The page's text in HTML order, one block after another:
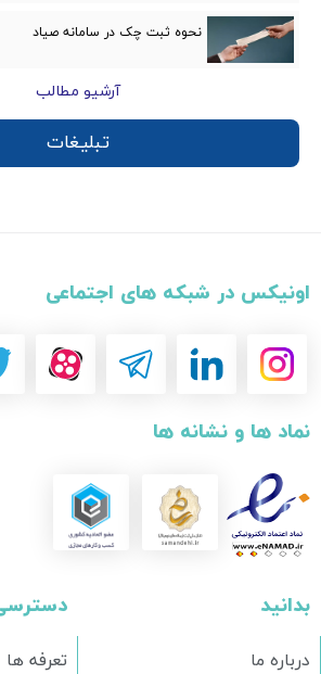
نحوه ثبت چک در سامانه صیاد
آرشیو مطالب
تبلیغات
اونیکس در شبکه های اجتماعی
نماد ها و نشانه ها
تعرفه ها
بدانید
درباره ما